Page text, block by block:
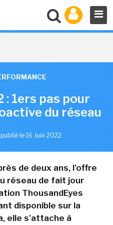
: 1ers pas pour
du réseau
publié le 16 Juin 2022
de deux ans, l'offre
réseau de fait jour
ThousandEyes
disponible sur la
elle s'attache à